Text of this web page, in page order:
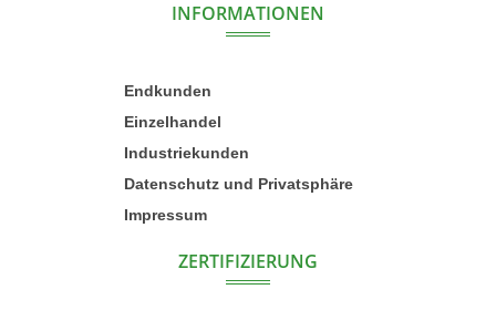
INFORMATIONEN
Endkunden
Einzelhandel
Industriekunden
Datenschutz und Privatsphäre
Impressum
ZERTIFIZIERUNG